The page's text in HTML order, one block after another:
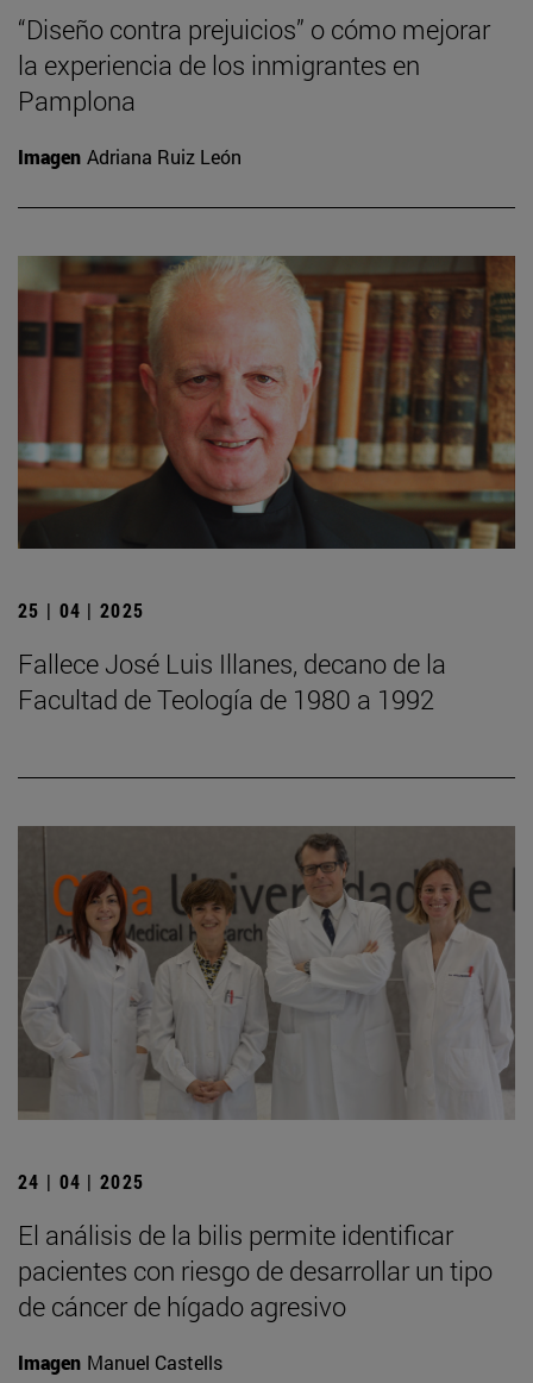
“Diseño contra prejuicios” o cómo mejorar
la experiencia de los inmigrantes en
Pamplona
Imagen Adriana Ruiz León
25 | 04 | 2025
Fallece José Luis Illanes, decano de la
Facultad de Teología de 1980 a 1992
24 | 04 | 2025
El análisis de la bilis permite identificar
pacientes con riesgo de desarrollar un tipo
de cáncer de hígado agresivo
Imagen Manuel Castells